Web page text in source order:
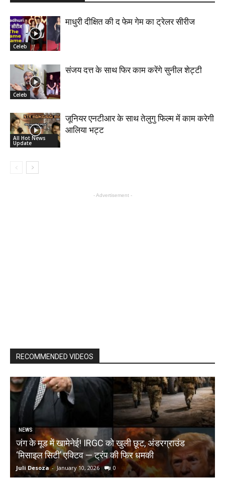
Celeb
माधुरी दीक्षित की द फेम गेम का ट्रेलर सीरीज
Celeb
संजय दत्त के साथ फिर काम करेंगे सुनील शेट्टी
All Hot News
Update
जूनियर एनटीआर के साथ तेलुगु फिल्म में काम करेगी
आलिया भट्ट
- Advertisement -
RECOMMENDED VIDEOS
NEWS
जंग के मूड में खामेनेई! IRGC को खुली छूट, अंडरग्राउंड
‘मिसाइल सिटी’ एक्टिव — ट्रंप की फिर धमकी
Juli Desoza - January 10, 2026 0